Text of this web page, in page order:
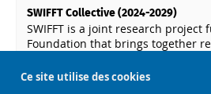
Ce site utilise des cookies
SWIFFT Collective (2024-2029)
SWIFFT is a joint research project
Foundation that brings together
Brussel (VUB) working for a